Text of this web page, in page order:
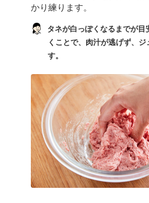
かり練ります。
タネが白っぽくなるまでが
くことで、肉汁が逃げず、
す。